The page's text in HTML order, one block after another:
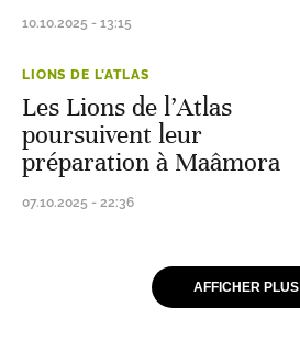
10.10.2025 - 13:15
LIONS DE L'ATLAS
Les Lions de l’Atlas
poursuivent leur
préparation à Maâmora
07.10.2025 - 22:36
AFFICHER PLUS